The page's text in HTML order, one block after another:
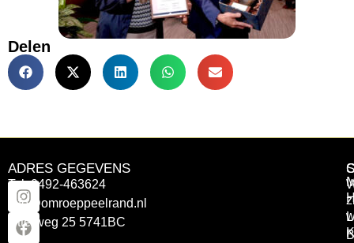
Delen
ADRES GEGEVENS
Tel: 0492-463624
info@omroeppeelrand.nl
Otterweg 25 5741BC